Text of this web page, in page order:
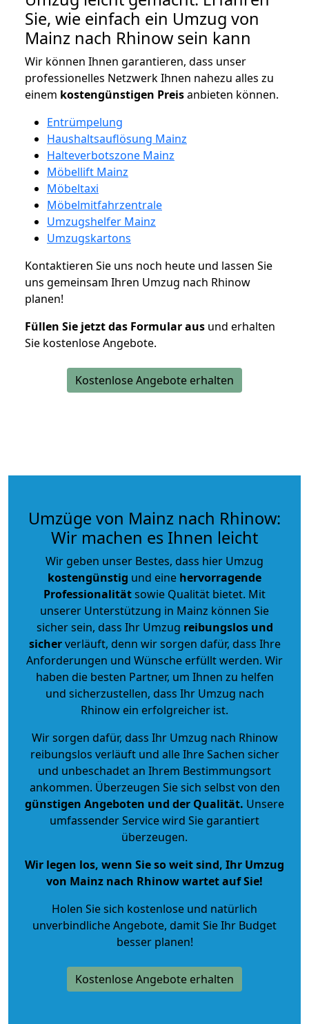
Sie, wie einfach ein Umzug von
Mainz nach Rhinow sein kann
Wir können Ihnen garantieren, dass unser
professionelles Netzwerk Ihnen nahezu alles zu
einem kostengünstigen Preisanbieten können.
Entrümpelung
Haushaltsauflösung Mainz
Halteverbotszone Mainz
Möbellift Mainz
Möbeltaxi
Möbelmitfahrzentrale
Umzugshelfer Mainz
Umzugskartons
Kontaktieren Sie uns noch heute und lassen Sie
uns gemeinsam Ihren Umzug nach Rhinow
planen!
Füllen Sie jetzt das Formular aus und erhalten
Sie kostenlose Angebote.
Kostenlose Angebote erhalten
Umzüge von Mainz nach Rhinow:
Wir machen es Ihnen leicht
Wir geben unser Bestes, dass hier Umzug
kostengünstig und eine hervorragende
Professionalitätsowie Qualität bietet. Mit
unserer Unterstützung in Mainz können Sie
sicher sein, dass Ihr Umzug reibungslos und
sicherverläuft, denn wir sorgen dafür, dass Ihre
Anforderungen und Wünsche erfüllt werden. Wir
haben die besten Partner, um Ihnen zu helfen
und sicherzustellen, dass Ihr Umzug nach
Rhinow ein erfolgreicher ist.
Wir sorgen dafür, dass Ihr Umzug nach Rhinow
reibungslos verläuft und alle Ihre Sachen sicher
und unbeschadet an Ihrem Bestimmungsort
ankommen. Überzeugen Sie sich selbst von den
günstigen Angeboten und der Qualität. Unsere
umfassender Service wird Sie garantiert
überzeugen.
Wir legen los, wenn Sie so weit sind, Ihr Umzug
von Mainz nach Rhinow wartet auf Sie!
Holen Sie sich kostenlose und natürlich
unverbindliche Angebote, damit Sie Ihr Budget
besser planen!
Kostenlose Angebote erhalten